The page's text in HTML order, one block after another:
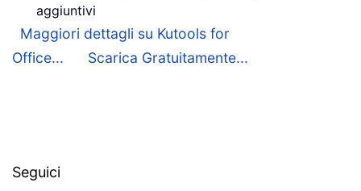
aggiuntivi
Maggiori dettagli su Kutools for
Office...
Scarica Gratuitamente...
Seguici